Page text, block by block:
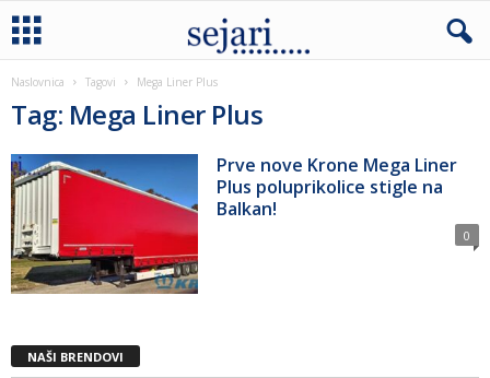
Naslovnica Tagovi Mega Liner Plus
Tag: Mega Liner Plus
Prve nove Krone Mega Liner
Plus poluprikolice stigle na
Balkan!
0
NAŠI BRENDOVI